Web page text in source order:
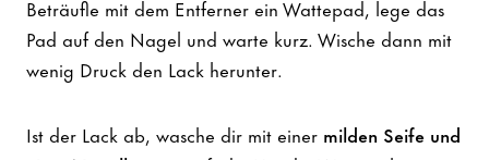
Beträufle mit dem Entferner ein Wattepad, lege das
Pad auf den Nagel und warte kurz. Wische dann mit
wenig Druck den Lack herunter.
Ist der Lack ab, wasche dir mit einer milden Seife und